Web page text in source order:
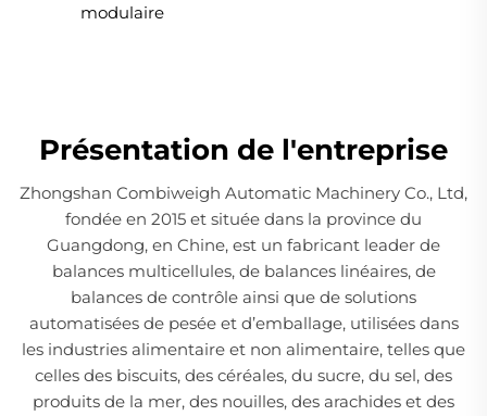
modulaire
Présentation de l'entreprise
Zhongshan Combiweigh Automatic Machinery Co., Ltd,
fondée en 2015 et située dans la province du
Guangdong, en Chine, est un fabricant leader de
balances multicellules, de balances linéaires, de
balances de contrôle ainsi que de solutions
automatisées de pesée et d’emballage, utilisées dans
les industries alimentaire et non alimentaire, telles que
celles des biscuits, des céréales, du sucre, du sel, des
produits de la mer, des nouilles, des arachides et des